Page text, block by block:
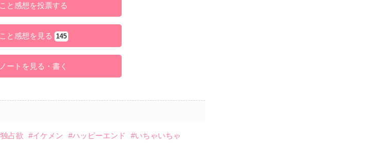
と感想を投票する
と感想を見る 145
ートを見る・書く
占欲 #イケメン #ハッピーエンド
#いちゃいちゃ